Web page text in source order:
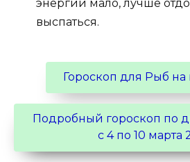
энергии мало, лучше
выспаться.
Гороскоп для Рыб на
Подробный гороскоп по
с 4 по 10 марта